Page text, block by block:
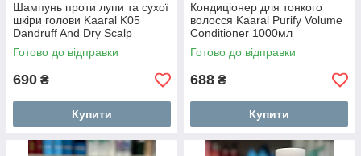
Шампунь проти лупи та сухої
шкіри голови Kaaral K05
Dandruff And Dry Scalp
Shampoo 250 мл
Готово до відправки
690 ₴
Купити
Кондиціонер для тонкого
волосся Kaaral Purify Volume
Conditioner 1000мл
Готово до відправки
688 ₴
Купити